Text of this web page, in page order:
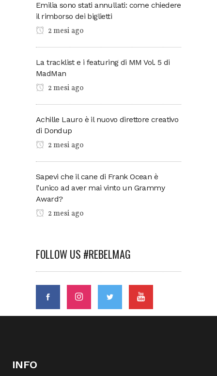
Emilia sono stati annullati: come chiedere
il rimborso dei biglietti
2 mesi ago
La tracklist e i featuring di MM Vol. 5 di
MadMan
2 mesi ago
Achille Lauro è il nuovo direttore creativo
di Dondup
2 mesi ago
Sapevi che il cane di Frank Ocean è
l’unico ad aver mai vinto un Grammy
Award?
2 mesi ago
FOLLOW US #REBELMAG
INFO